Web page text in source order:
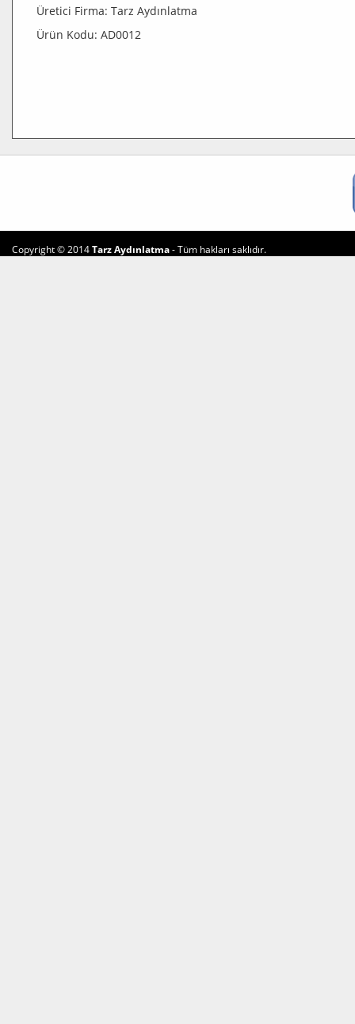
Üretici Firma: Tarz Aydınlatma
Ürün Kodu: AD0012
Copyright © 2014Tarz Aydınlatma- Tüm hakları saklıdır.